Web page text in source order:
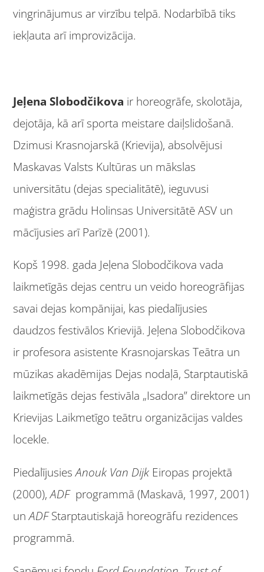
vingrinājumus ar virzību telpā. Nodarbībā tiks
iekļauta arī improvizācija.
Jeļena Slobodčikova ir horeogrāfe, skolotāja,
dejotāja, kā arī sporta meistare daiļslidošanā.
Dzimusi Krasnojarskā (Krievija), absolvējusi
Maskavas Valsts Kultūras un mākslas
universitātu (dejas specialitātē), ieguvusi
maģistra grādu Holinsas Universitātē ASV un
mācījusies arī Parīzē (2001).
Kopš 1998. gada Jeļena Slobodčikova vada
laikmetīgās dejas centru un veido horeogrāfijas
savai dejas kompānijai, kas piedalījusies
daudzos festivālos Krievijā. Jeļena Slobodčikova
ir profesora asistente Krasnojarskas Teātra un
mūzikas akadēmijas Dejas nodaļā, Starptautiskā
laikmetīgās dejas festivāla „Isadora” direktore un
Krievijas Laikmetīgo teātru organizācijas valdes
locekle.
PiedalījusiesAnouk Van Dijk Eiropas projektā
(2000),ADF programmā (Maskavā, 1997, 2001)
unADFStarptautiskajā horeogrāfu rezidences
programmā.